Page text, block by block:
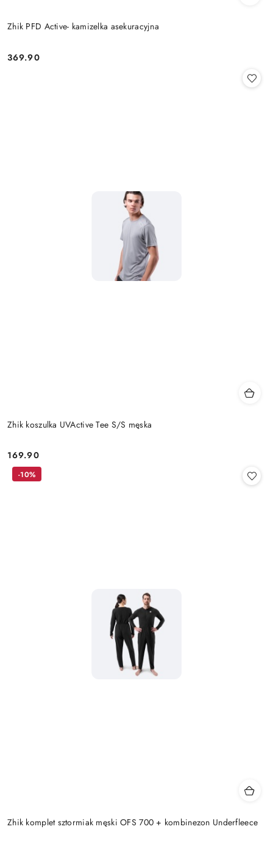
Zhik PFD Active- kamizelka asekuracyjna
Cena:
369.90
Zhik koszulka UVActive Tee S/S męska
Cena:
169.90
Zhik komplet sztormiak męski OFS 700 + kombinezon Underfleece
-10%